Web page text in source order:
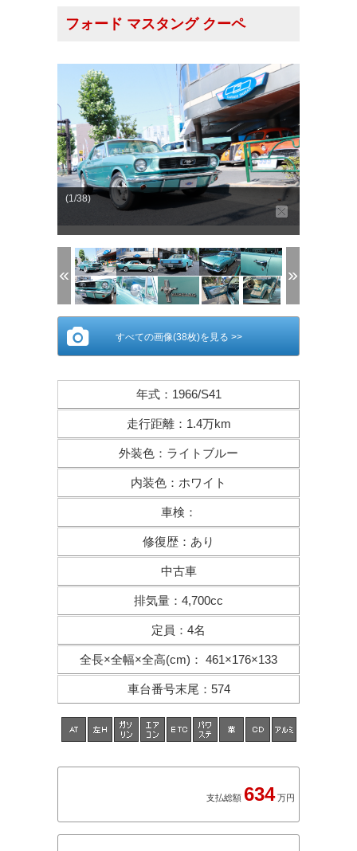
フォード マスタング クーペ
(1/38)
すべての画像(38枚)を見る >>
年式： 1966/S41
走行距離： 1.4万km
外装色 ： ライトブルー
内装色 ： ホワイト
車検 ：
修復歴 ： あり
中古車
排気量 ： 4,700cc
定員 ： 4名
全長×全幅×全高(cm) ： 461×176×133
車台番号末尾 ： 574
支払総額 634 万円